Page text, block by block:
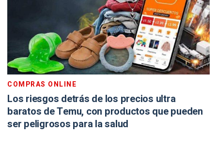
COMPRAS ONLINE
Los riesgos detrás de los precios ultra
baratos de Temu, con productos que pueden
ser peligrosos para la salud